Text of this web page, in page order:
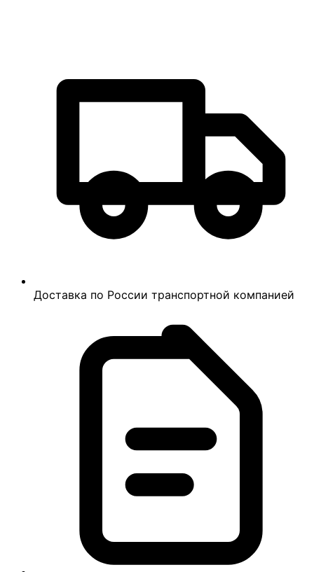
Доставка по России транспортной компанией